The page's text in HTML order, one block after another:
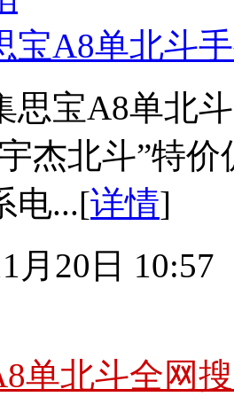
宝A8单北斗
思宝A8单北
杰北斗”特
电...[详情]
月20日 10:57
单北斗全网